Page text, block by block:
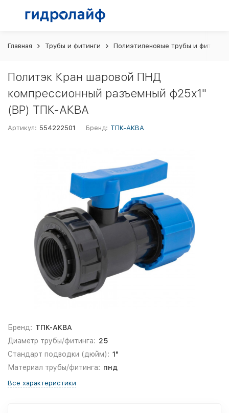
Главная Трубы и фитинги Полиэтиленовые трубы и фитинги
Политэк Кран шаровой ПНД
компрессионный разъемный ф25х1"
(ВР) ТПК-АКВА
Артикул: 554222501 Бренд: ТПК-АКВА
Бренд: ТПК-АКВА
Диаметр трубы/фитинга: 25
Стандарт подводки (дюйм): 1"
Материал трубы/фитинга: пнд
Все характеристики